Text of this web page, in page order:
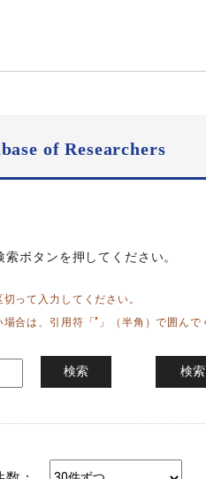
of Researchers
ボタンを押してください。
って入力してください。
合は、引用符「"」（半角）で囲んで